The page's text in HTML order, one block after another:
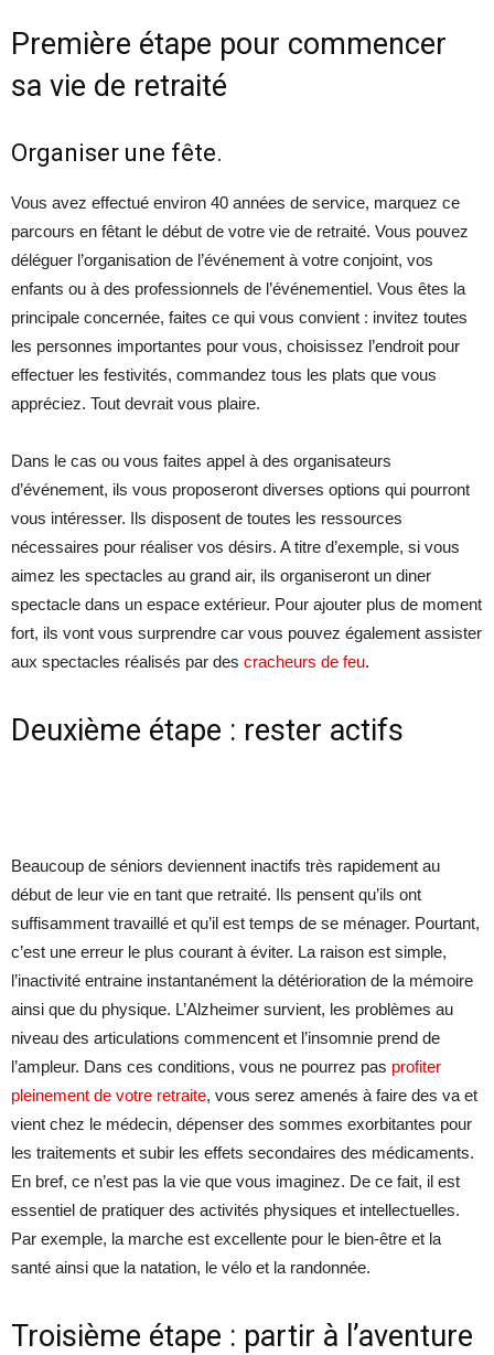
Première étape pour commencer
sa vie de retraité
Organiser une fête.
Vous avez effectué environ 40 années de service, marquez ce
parcours en fêtant le début de votre vie de retraité. Vous pouvez
déléguer l’organisation de l’événement à votre conjoint, vos
enfants ou à des professionnels de l’événementiel. Vous êtes la
principale concernée, faites ce qui vous convient : invitez toutes
les personnes importantes pour vous, choisissez l’endroit pour
effectuer les festivités, commandez tous les plats que vous
appréciez. Tout devrait vous plaire.
Dans le cas ou vous faites appel à des organisateurs
d’événement, ils vous proposeront diverses options qui pourront
vous intéresser. Ils disposent de toutes les ressources
nécessaires pour réaliser vos désirs. A titre d’exemple, si vous
aimez les spectacles au grand air, ils organiseront un diner
spectacle dans un espace extérieur. Pour ajouter plus de moment
fort, ils vont vous surprendre car vous pouvez également assister
aux spectacles réalisés par des cracheurs de feu.
Deuxième étape : rester actifs
Beaucoup de séniors deviennent inactifs très rapidement au
début de leur vie en tant que retraité. Ils pensent qu’ils ont
suffisamment travaillé et qu’il est temps de se ménager. Pourtant,
c’est une erreur le plus courant à éviter. La raison est simple,
l’inactivité entraine instantanément la détérioration de la mémoire
ainsi que du physique. L’Alzheimer survient, les problèmes au
niveau des articulations commencent et l’insomnie prend de
l’ampleur. Dans ces conditions, vous ne pourrez pas profiter
pleinement de votre retraite, vous serez amenés à faire des va et
vient chez le médecin, dépenser des sommes exorbitantes pour
les traitements et subir les effets secondaires des médicaments.
En bref, ce n’est pas la vie que vous imaginez. De ce fait, il est
essentiel de pratiquer des activités physiques et intellectuelles.
Par exemple, la marche est excellente pour le bien-être et la
santé ainsi que la natation, le vélo et la randonnée.
Troisième étape : partir à l’aventure